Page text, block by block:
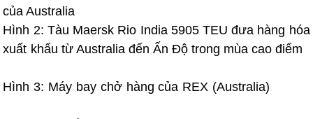
của Australia
Hình 2: Tàu Maersk Rio India 5905 TEU đưa hàng hóa
xuất khẩu từ Australia đến Ấn Độ trong mùa cao điểm
Hình 3: Máy bay chở hàng của REX (Australia)